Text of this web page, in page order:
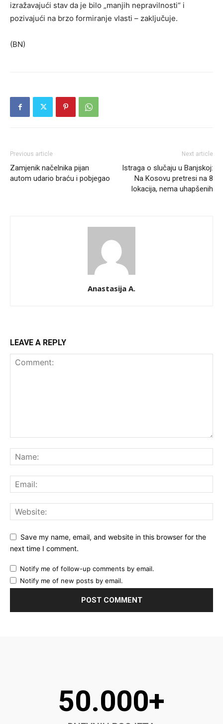
izražavajući stav da je bilo „manjih nepravilnosti“ i
pozivajući na brzo formiranje vlasti – zaključuje.
(BN)
Previous article
Zamjenik načelnika pijan
autom udario braću i pobjegao
Next article
Istraga o slučaju u Banjskoj:
Na Kosovu pretresi na 8
lokacija, nema uhapšenih
Anastasija A.
LEAVE A REPLY
Save my name, email, and website in this browser for the
next time I comment.
Notify me of follow-up comments by email.
Notify me of new posts by email.
50.000+